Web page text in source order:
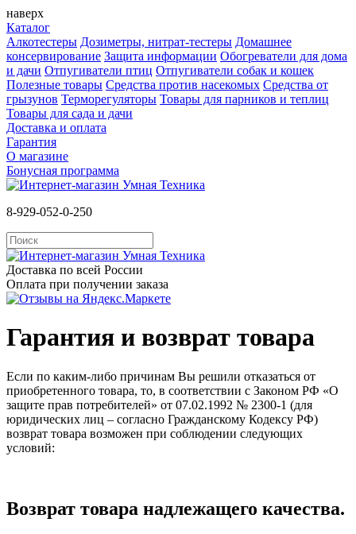
наверх
Каталог
Алкотестеры Дозиметры, нитрат-тестеры Домашнее
консервирование Защита информации Обогреватели для дома
и дачи Отпугиватели птиц Отпугиватели собак и кошек
Полезные товары Средства против насекомых Cредства от
грызунов Терморегуляторы Товары для парников и теплиц
Товары для сада и дачи
Доставка и оплата
Гарантия
О магазине
Бонусная программа
8-929-052-0-250
Доставка по всей России
Оплата при получении заказа
Гарантия и возврат товара
Если по каким-либо причинам Вы решили отказаться от
приобретенного товара, то, в соответствии с Законом РФ «О
защите прав потребителей» от 07.02.1992 № 2300-1 (для
юридических лиц – согласно Гражданскому Кодексу РФ)
возврат товара возможен при соблюдении следующих
условий:
Возврат товара надлежащего качества.